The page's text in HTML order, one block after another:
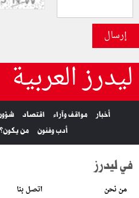
إرسال
ليدرز العربية
أخبار مواقف وآراء اقتصاد
أدب وفنون
من يكون؟
في ليدرز
من نحن اتصل بنا